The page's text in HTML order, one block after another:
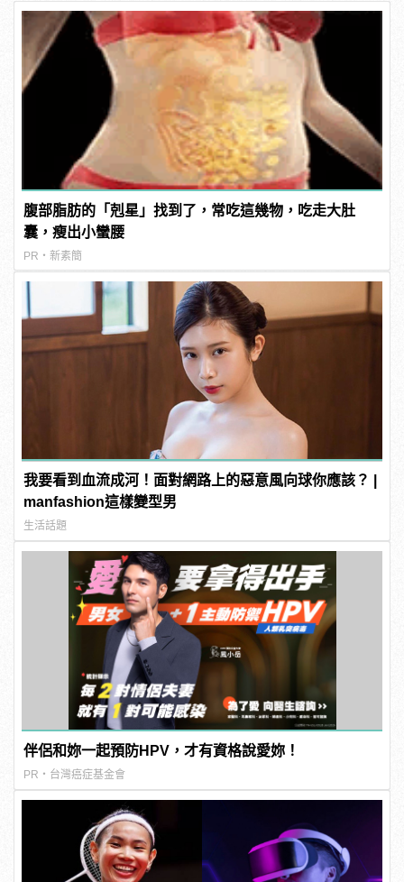
腹部脂肪的「剋星」找到了，常吃這幾物，吃走大肚
囊，瘦出小蠻腰
PR・新素簡
我要看到血流成河！面對網路上的惡意風向球你應該？ |
manfashion這樣變型男
生活話題
伴侶和妳一起預防HPV，才有資格說愛妳！
PR・台灣癌症基金會